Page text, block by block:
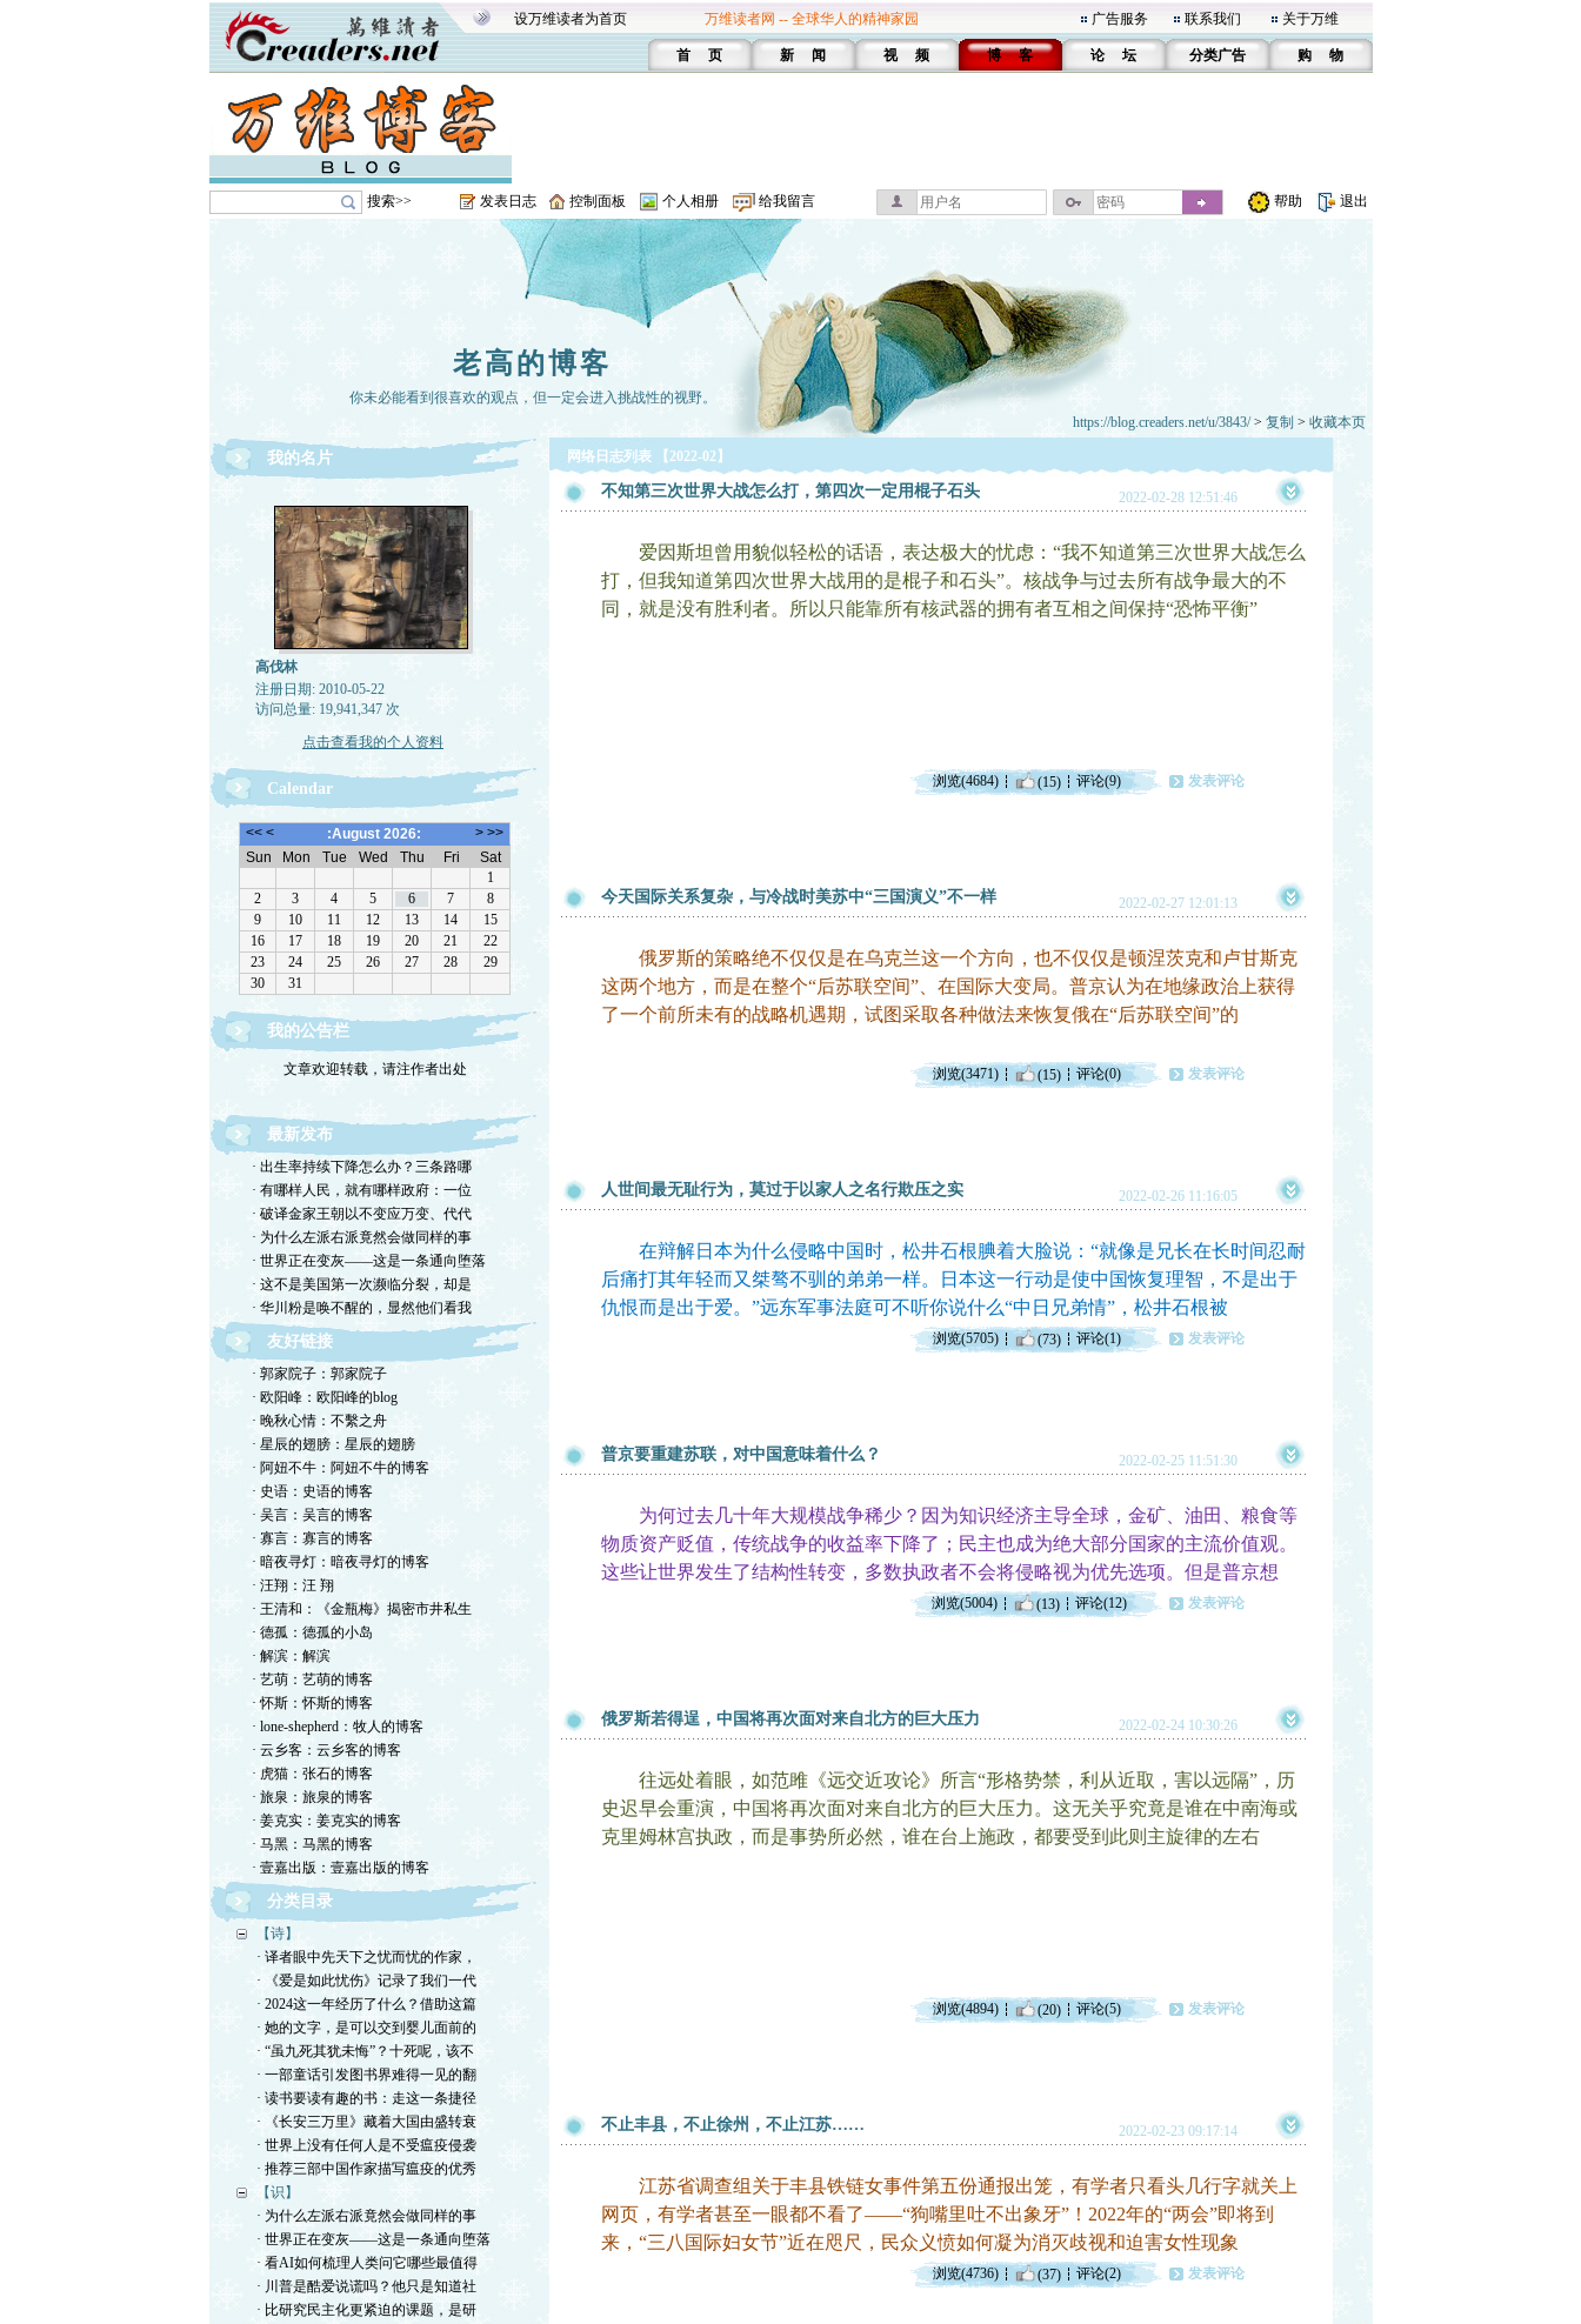
设万维读者为首页 万维读者网 -- 全球华人的精神家园 广告服务 联系我们 关于万维
首 页 新 闻 视 频 博 客 论 坛 分类广告 购 物
搜索>> 发表日志 控制面板 个人相册 给我留言 帮助 退出
老高的博客
你未必能看到很喜欢的观点，但一定会进入挑战性的视野。
https://blog.creaders.net/u/3843/> 复制 > 收藏本页
我的名片
高伐林
注册日期: 2010-05-22
访问总量: 19,941,347 次
点击查看我的个人资料
Calendar
我的公告栏
文章欢迎转载，请注作者出处
最新发布
· 出生率持续下降怎么办？三条路哪
· 有哪样人民，就有哪样政府：一位
· 破译金家王朝以不变应万变、代代
· 为什么左派右派竟然会做同样的事
· 世界正在变灰——这是一条通向堕落
· 这不是美国第一次濒临分裂，却是
· 华川粉是唤不醒的，显然他们看我
友好链接
· 郭家院子：郭家院子
· 欧阳峰：欧阳峰的blog
· 晚秋心情：不繫之舟
· 星辰的翅膀：星辰的翅膀
· 阿妞不牛：阿妞不牛的博客
· 史语：史语的博客
· 吴言：吴言的博客
· 寡言：寡言的博客
· 暗夜寻灯：暗夜寻灯的博客
· 汪翔：汪 翔
· 王清和：《金瓶梅》揭密市井私生
· 德孤：德孤的小岛
· 解滨：解滨
· 艺萌：艺萌的博客
· 怀斯：怀斯的博客
· lone-shepherd：牧人的博客
· 云乡客：云乡客的博客
· 虎猫：张石的博客
· 旅泉：旅泉的博客
· 姜克实：姜克实的博客
· 马黑：马黑的博客
· 壹嘉出版：壹嘉出版的博客
分类目录
【诗】
· 译者眼中先天下之忧而忧的作家，
· 《爱是如此忧伤》记录了我们一代
· 2024这一年经历了什么？借助这篇
· 她的文字，是可以交到婴儿面前的
· “虽九死其犹未悔”？十死呢，该不
· 一部童话引发图书界难得一见的翻
· 读书要读有趣的书：走这一条捷径
· 《长安三万里》藏着大国由盛转衰
· 世界上没有任何人是不受瘟疫侵袭
· 推荐三部中国作家描写瘟疫的优秀
【识】
· 为什么左派右派竟然会做同样的事
· 世界正在变灰——这是一条通向堕落
· 看AI如何梳理人类问它哪些最值得
· 川普是酷爱说谎吗？他只是知道社
· 比研究民主化更紧迫的课题，是研
网络日志列表 【2022-02】
不知第三次世界大战怎么打，第四次一定用棍子石头 2022-02-28 12:51:46
爱因斯坦曾用貌似轻松的话语，表达极大的忧虑：“我不知道第三次世界大战怎么
打，但我知道第四次世界大战用的是棍子和石头”。核战争与过去所有战争最大的不
同，就是没有胜利者。所以只能靠所有核武器的拥有者互相之间保持“恐怖平衡”
浏览(4684) (15) 评论(9) 发表评论
今天国际关系复杂，与冷战时美苏中“三国演义”不一样 2022-02-27 12:01:13
俄罗斯的策略绝不仅仅是在乌克兰这一个方向，也不仅仅是顿涅茨克和卢甘斯克
这两个地方，而是在整个“后苏联空间”、在国际大变局。普京认为在地缘政治上获得
了一个前所未有的战略机遇期，试图采取各种做法来恢复俄在“后苏联空间”的
浏览(3471) (15) 评论(0) 发表评论
人世间最无耻行为，莫过于以家人之名行欺压之实 2022-02-26 11:16:05
在辩解日本为什么侵略中国时，松井石根腆着大脸说：“就像是兄长在长时间忍耐
后痛打其年轻而又桀骜不驯的弟弟一样。日本这一行动是使中国恢复理智，不是出于
仇恨而是出于爱。”远东军事法庭可不听你说什么“中日兄弟情”，松井石根被
浏览(5705) (73) 评论(1) 发表评论
普京要重建苏联，对中国意味着什么？ 2022-02-25 11:51:30
为何过去几十年大规模战争稀少？因为知识经济主导全球，金矿、油田、粮食等
物质资产贬值，传统战争的收益率下降了；民主也成为绝大部分国家的主流价值观。
这些让世界发生了结构性转变，多数执政者不会将侵略视为优先选项。但是普京想
浏览(5004) (13) 评论(12) 发表评论
俄罗斯若得逞，中国将再次面对来自北方的巨大压力 2022-02-24 10:30:26
往远处着眼，如范雎《远交近攻论》所言“形格势禁，利从近取，害以远隔”，历
史迟早会重演，中国将再次面对来自北方的巨大压力。这无关乎究竟是谁在中南海或
克里姆林宫执政，而是事势所必然，谁在台上施政，都要受到此则主旋律的左右
浏览(4894) (20) 评论(5) 发表评论
不止丰县，不止徐州，不止江苏…… 2022-02-23 09:17:14
江苏省调查组关于丰县铁链女事件第五份通报出笼，有学者只看头几行字就关上
网页，有学者甚至一眼都不看了——“狗嘴里吐不出象牙”！2022年的“两会”即将到
来，“三八国际妇女节”近在咫尺，民众义愤如何凝为消灭歧视和迫害女性现象
浏览(4736) (37) 评论(2) 发表评论